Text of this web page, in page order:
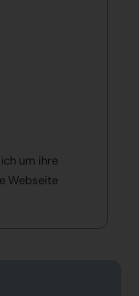
um ihre
Webseite